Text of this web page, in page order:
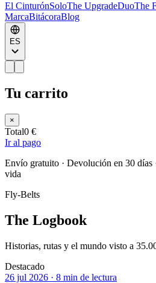
El CinturónSoloThe UpgradeDuoThe
MarcaBitácoraBlog
ES
Tu carrito
×
Total0 €
Ir al pago
Envío gratuito · Devolución en 30 días
vida
Fly-Belts
The Logbook
Historias, rutas y el mundo visto a
Destacado
26 jul 2026 · 8 min de lectura